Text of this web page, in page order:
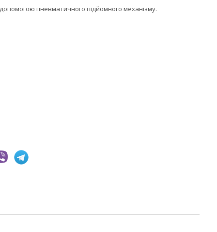
пневматичного підйомного механізму.